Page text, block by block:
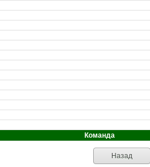
Команда
Назад